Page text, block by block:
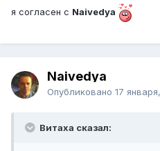
я согласен с Naivedya
Naivedya
Опубликовано 17
Витаха сказал: